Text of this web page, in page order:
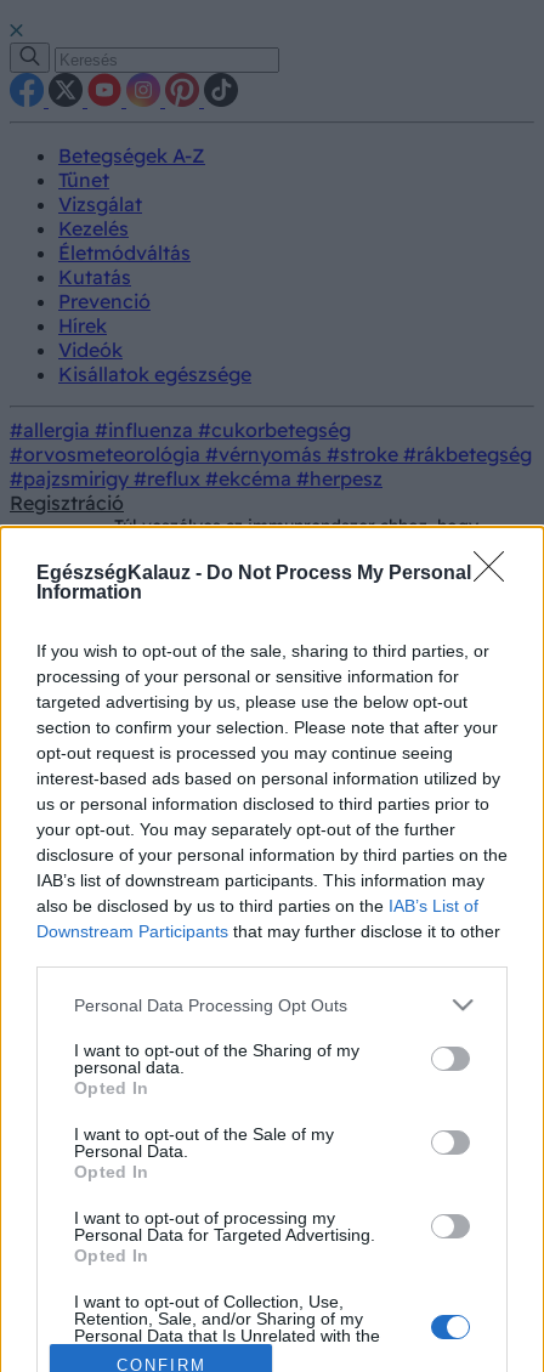
EgészségKalauz - Do Not Process My Personal
Information
If you wish to opt-out of the sale, sharing to third parties, or
processing of your personal or sensitive information for
targeted advertising by us, please use the below opt-out
section to confirm your selection. Please note that after your
opt-out request is processed you may continue seeing
interest-based ads based on personal information utilized by
us or personal information disclosed to third parties prior to
your opt-out. You may separately opt-out of the further
disclosure of your personal information by third parties on the
IAB’s list of downstream participants. This information may
also be disclosed by us to third parties on the IAB’s List of
Downstream Participants that may further disclose it to other
Please note that this website/app uses one or more Google
not limited to your visit or usage behaviour. You may click to
grant or deny consent to Google and its third-party tags to
use your data for below specified purposes in below Google
consent section.
Personal Data Processing Opt Outs
I want to opt-out of the Sharing of my
personal data.
Opted In
I want to opt-out of the Sale of my
Personal Data.
Opted In
I want to opt-out of processing my
Personal Data for Targeted Advertising.
Opted In
I want to opt-out of Collection, Use,
Retention, Sale, and/or Sharing of my
Personal Data that Is Unrelated with the
Purposes for which it was collected.
CONFIRM
Betegségek A-Z
Tünet
Vizsgálat
Kezelés
Életmódváltás
Kutatás
Prevenció
Hírek
Videók
Kisállatok egészsége
#allergia #influenza #cukorbetegség
#orvosmeteorológia #vérnyomás #stroke #rákbetegség
#pajzsmirigy #reflux #ekcéma #herpesz
Regisztráció
Túl veszélyes az immunrendszer ahhoz, hogy
ugyanúgy működjön az agyunkban, mint testünk
más részén
ahhoz, hogy ugyanúgy működjön
az agyunkban, mint testünk más
részén